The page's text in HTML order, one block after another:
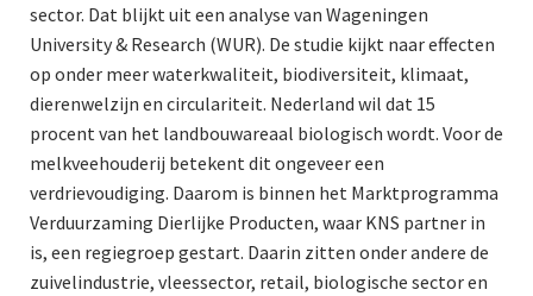
sector. Dat blijkt uit een analyse van Wageningen
University & Research (WUR). De studie kijkt naar effecten
op onder meer waterkwaliteit, biodiversiteit, klimaat,
dierenwelzijn en circulariteit. Nederland wil dat 15
procent van het landbouwareaal biologisch wordt. Voor de
melkveehouderij betekent dit ongeveer een
verdrievoudiging. Daarom is binnen het Marktprogramma
Verduurzaming Dierlijke Producten, waar KNS partner in
is, een regiegroep gestart. Daarin zitten onder andere de
zuivelindustrie, vleessector, retail, biologische sector en